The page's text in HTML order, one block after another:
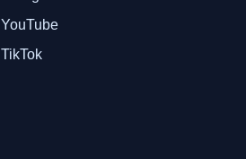
YouTube
TikTok